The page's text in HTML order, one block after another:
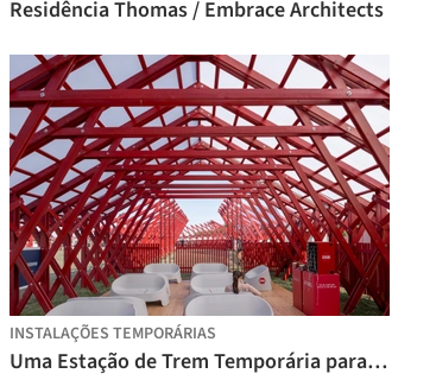
Residência Thomas / Embrace Architects
INSTALAÇÕES TEMPORÁRIAS
Uma Estação de Trem Temporária para o Roskilde Festival / Royal Danish Academy